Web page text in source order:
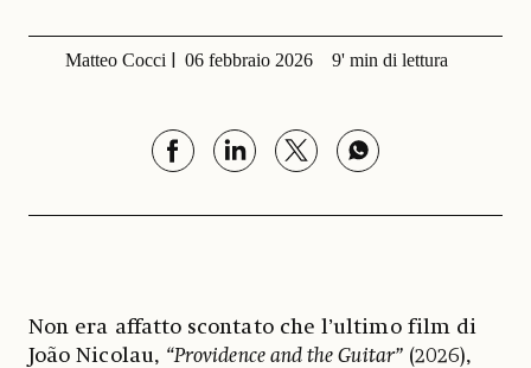
Matteo Cocci 06 febbraio 2026 9' min di lettura
Non era affatto scontato che l’ultimo film di
João Nicolau, “Providence and the Guitar”(2026),